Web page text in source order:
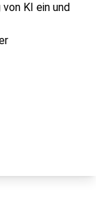
KI ein und